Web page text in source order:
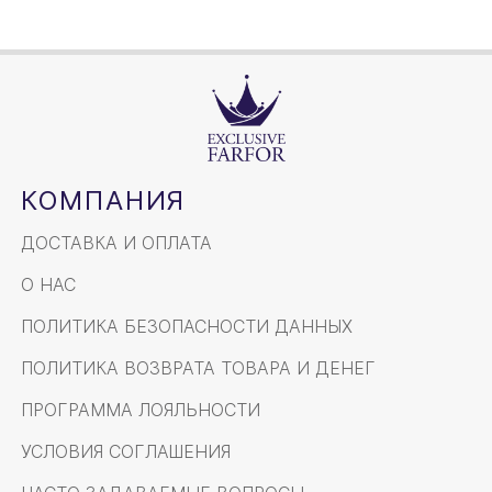
КОМПАНИЯ
ДОСТАВКА И ОПЛАТА
О НАС
ПОЛИТИКА БЕЗОПАСНОСТИ ДАННЫХ
ПОЛИТИКА ВОЗВРАТА ТОВАРА И ДЕНЕГ
ПРОГРАММА ЛОЯЛЬНОСТИ
УСЛОВИЯ СОГЛАШЕНИЯ